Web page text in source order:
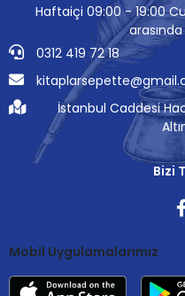
Haftaiçi 09:00 - 19:00
0312 419 72 18
İstanbul Caddesi
Bizi
Mobil Uygulamalarımız